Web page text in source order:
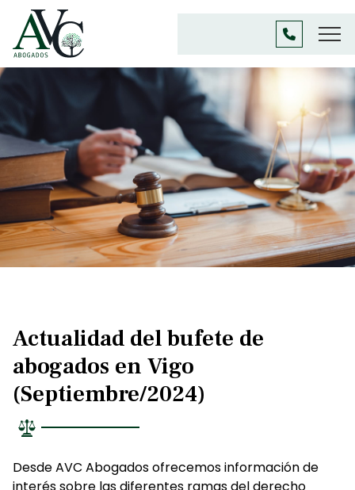
Actualidad del bufete de
abogados en Vigo
(Septiembre/2024)
Desde AVC Abogados ofrecemos información de
interés sobre las diferentes ramas del derecho